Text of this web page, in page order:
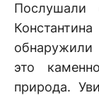
Послушали
обнаружили
это
природа.